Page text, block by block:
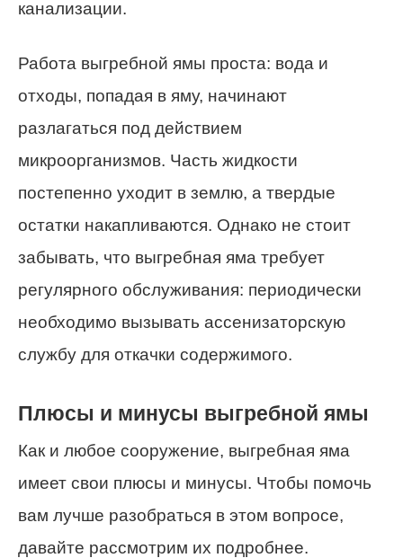
канализации.
Работа выгребной ямы проста: вода и
отходы, попадая в яму, начинают
разлагаться под действием
микроорганизмов. Часть жидкости
постепенно уходит в землю, а твердые
остатки накапливаются. Однако не стоит
забывать, что выгребная яма требует
регулярного обслуживания: периодически
необходимо вызывать ассенизаторскую
службу для откачки содержимого.
Плюсы и минусы выгребной ямы
Как и любое сооружение, выгребная яма
имеет свои плюсы и минусы. Чтобы помочь
вам лучше разобраться в этом вопросе,
давайте рассмотрим их подробнее.